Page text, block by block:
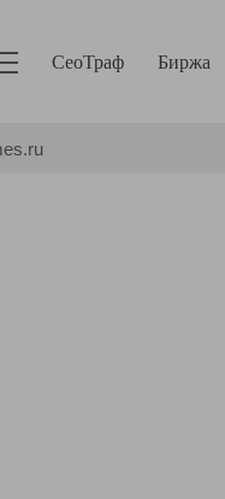
СеоТраф Биржа